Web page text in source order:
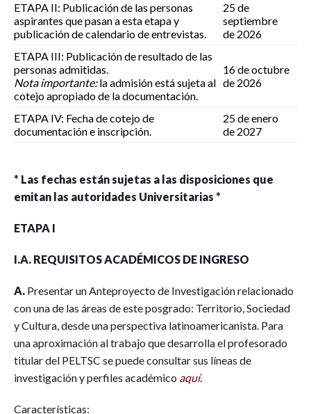
ETAPA II: Publicación de las personas
aspirantes que pasan a esta etapa y
publicación de calendario de entrevistas.
25 de
septiembre
de 2026
ETAPA III: Publicación de resultado de las
personas admitidas.
Nota importante:la admisión está sujeta al
cotejo apropiado de la documentación.
16 de octubre
de 2026
ETAPA IV: Fecha de cotejo de
documentación e inscripción.
25 de enero
de 2027
* Las fechas están sujetas a las disposiciones que
emitan las autoridades Universitarias *
ETAPA I
I.A. REQUISITOS ACADÉMICOS DE INGRESO
A. Presentar un Anteproyecto de Investigación relacionado
con una de las áreas de este posgrado: Territorio, Sociedad
y Cultura, desde una perspectiva latinoamericanista. Para
una aproximación al trabajo que desarrolla el profesorado
titular del PELTSC se puede consultar sus líneas de
investigación y perfiles académico aquí.
Características: